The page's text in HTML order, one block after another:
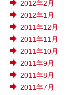
2012年2月
2012年1月
2011年12月
2011年11月
2011年10月
2011年9月
2011年8月
2011年7月